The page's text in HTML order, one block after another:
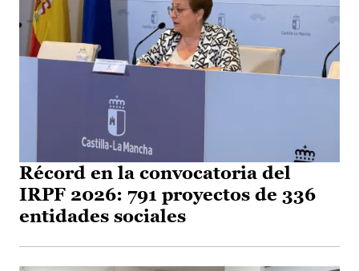
Récord en la convocatoria del
IRPF 2026: 791 proyectos de 336
entidades sociales